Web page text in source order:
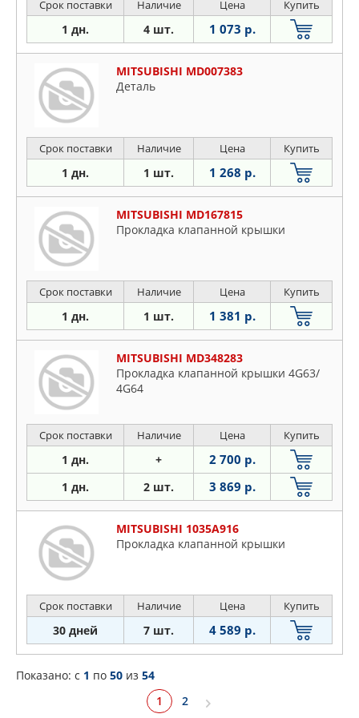
Срок поставки Наличие Цена Купить
1 дн. 4 шт. 1 073 р.
MITSUBISHI MD007383
Деталь
Срок поставки Наличие Цена Купить
1 дн. 1 шт. 1 268 р.
MITSUBISHI MD167815
Прокладка клапанной крышки
Срок поставки Наличие Цена Купить
1 дн. 1 шт. 1 381 р.
MITSUBISHI MD348283
Прокладка клапанной крышки 4G63/
4G64
Срок поставки Наличие Цена Купить
1 дн. + 2 700 р.
1 дн. 2 шт. 3 869 р.
MITSUBISHI 1035A916
Прокладка клапанной крышки
Срок поставки Наличие Цена Купить
30 дней 7 шт. 4 589 р.
Показано: c 1 по 50 из 54
1
2